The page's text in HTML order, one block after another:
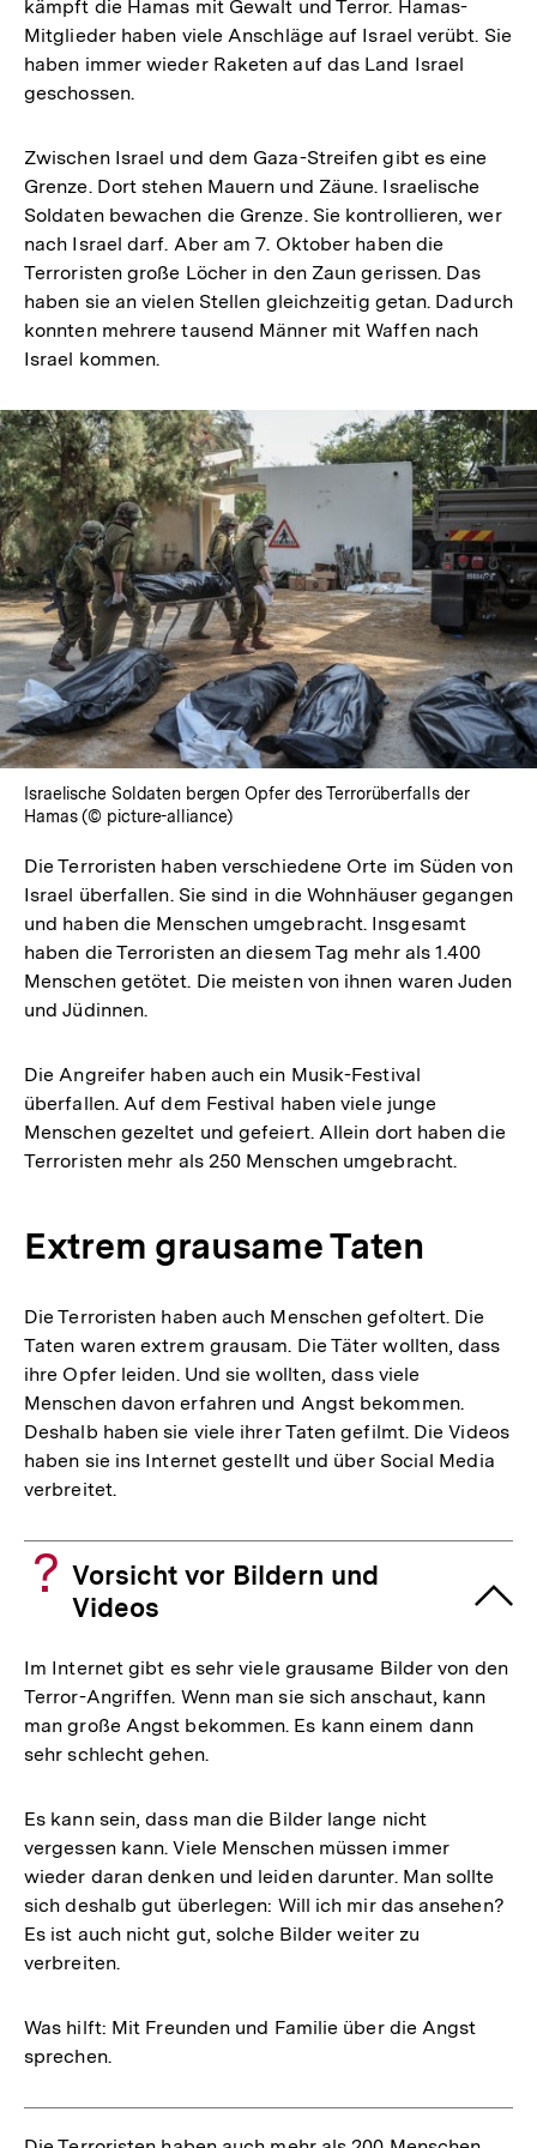
kämpft die Hamas mit Gewalt und Terror. Hamas-
Mitglieder haben viele Anschläge auf Israel verübt. Sie
haben immer wieder Raketen auf das Land Israel
geschossen.
Zwischen Israel und dem Gaza-Streifen gibt es eine
Grenze. Dort stehen Mauern und Zäune. Israelische
Soldaten bewachen die Grenze. Sie kontrollieren, wer
nach Israel darf. Aber am 7. Oktober haben die
Terroristen große Löcher in den Zaun gerissen. Das
haben sie an vielen Stellen gleichzeitig getan. Dadurch
konnten mehrere tausend Männer mit Waffen nach
Israel kommen.
In
Lightbox
öffnen
Israelische Soldaten bergen Opfer des Terrorüberfalls der
Hamas (© picture-alliance)
Die Terroristen haben verschiedene Orte im Süden von
Israel überfallen. Sie sind in die Wohnhäuser gegangen
und haben die Menschen umgebracht. Insgesamt
haben die Terroristen an diesem Tag mehr als 1.400
Menschen getötet. Die meisten von ihnen waren Juden
und Jüdinnen.
Die Angreifer haben auch ein Musik-Festival
überfallen. Auf dem Festival haben viele junge
Menschen gezeltet und gefeiert. Allein dort haben die
Terroristen mehr als 250 Menschen umgebracht.
Extrem grausame Taten
Die Terroristen haben auch Menschen gefoltert. Die
Taten waren extrem grausam. Die Täter wollten, dass
ihre Opfer leiden. Und sie wollten, dass viele
Menschen davon erfahren und Angst bekommen.
Deshalb haben sie viele ihrer Taten gefilmt. Die Videos
haben sie ins Internet gestellt und über Social Media
verbreitet.
Vorsicht vor Bildern und
Videos
Im Internet gibt es sehr viele grausame Bilder von den
Terror-Angriffen. Wenn man sie sich anschaut, kann
man große Angst bekommen. Es kann einem dann
sehr schlecht gehen.
Es kann sein, dass man die Bilder lange nicht
vergessen kann. Viele Menschen müssen immer
wieder daran denken und leiden darunter. Man sollte
sich deshalb gut überlegen: Will ich mir das ansehen?
Es ist auch nicht gut, solche Bilder weiter zu
verbreiten.
Was hilft: Mit Freunden und Familie über die Angst
sprechen.